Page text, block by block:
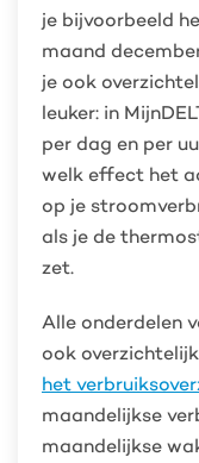
je bijvoorbeeld
maand
je ook
leuker: in
per dag en per
welk effect het
op je
als je de
zet.
Alle onderdelen
ook
het
maandelijkse
maandelijkse